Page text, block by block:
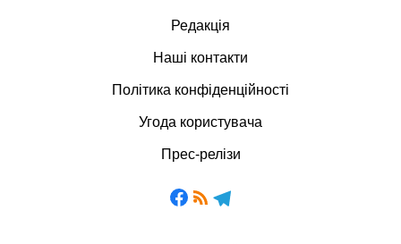
Редакція
Наші контакти
Політика конфіденційності
Угода користувача
Прес-релізи